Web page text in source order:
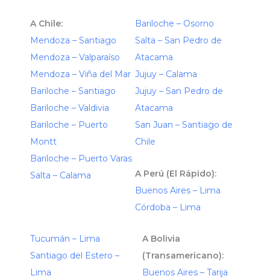
A Chile:
Mendoza – Santiago
Mendoza – Valparaíso
Mendoza – Viña del Mar
Bariloche – Santiago
Bariloche – Valdivia
Bariloche – Puerto
Montt
Bariloche – Puerto Varas
Salta – Calama
Bariloche – Osorno
Salta – San Pedro de
Atacama
Jujuy – Calama
Jujuy – San Pedro de
Atacama
San Juan – Santiago de
Chile
A Perú (El Rápido):
Buenos Aires – Lima
Córdoba – Lima
Tucumán – Lima
Santiago del Estero –
Lima
A Bolivia
(Transamericano):
Buenos Aires – Tarija